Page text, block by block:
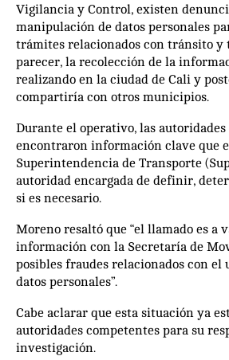
Vigilancia y Control, existen
manipulación de datos personales
trámites relacionados con tránsito y
parecer, la recolección de la
realizando en la ciudad de Cali y
compartiría con otros municipios.
Durante el operativo, las autoridades
encontraron información clave que
Superintendencia de Transporte
autoridad encargada de definir,
si es necesario.
Moreno resaltó que “el llamado es a
información con la Secretaría de
posibles fraudes relacionados con el
datos personales”.
Cabe aclarar que esta situación ya
autoridades competentes para su
investigación.